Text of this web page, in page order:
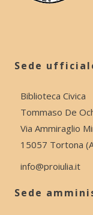
Sede
Biblioteca Civica
Tommaso De
Via Ammiraglio
15057 Tortona
info@proiulia.it
Sede